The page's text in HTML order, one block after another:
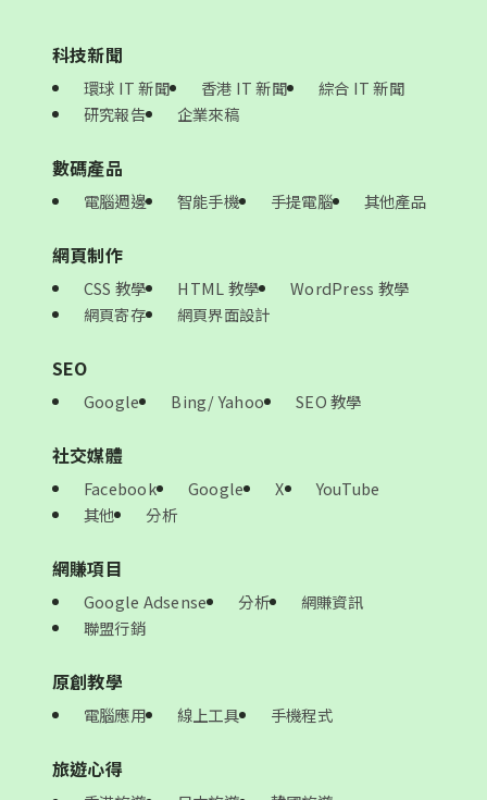
科技新聞
環球 IT 新聞 香港 IT 新聞
綜合 IT 新聞
研究報告
企業來稿
數碼產品
電腦週邊 智能手機 手提電腦 其他產品
網頁制作
CSS 教學 HTML 教學
WordPress 教學
網頁寄存
網頁界面設計
SEO
Google Bing/ Yahoo SEO 教學
社交媒體
Facebook Google X
YouTube
其他
分析
網賺項目
Google Adsense 分析
網賺資訊
聯盟行銷
原創教學
電腦應用 線上工具 手機程式
旅遊心得